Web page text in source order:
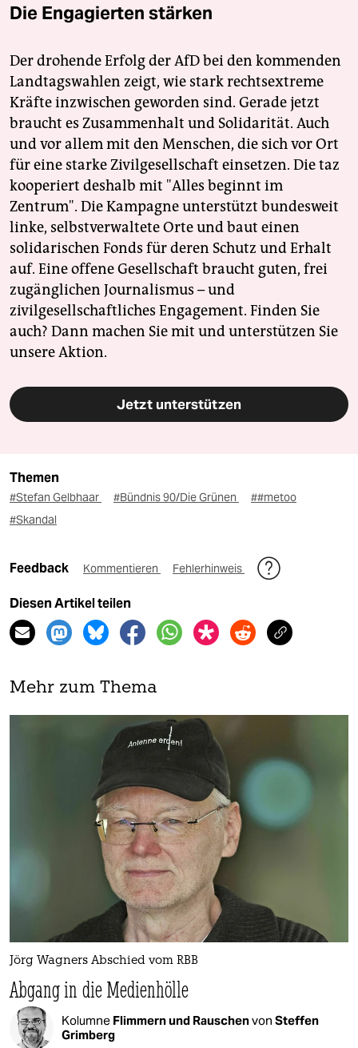
Die Engagierten stärken
Der drohende Erfolg der AfD bei den kommenden
Landtagswahlen zeigt, wie stark rechtsextreme
Kräfte inzwischen geworden sind. Gerade jetzt
braucht es Zusammenhalt und Solidarität. Auch
und vor allem mit den Menschen, die sich vor Ort
für eine starke Zivilgesellschaft einsetzen. Die taz
kooperiert deshalb mit "Alles beginnt im
Zentrum". Die Kampagne unterstützt bundesweit
linke, selbstverwaltete Orte und baut einen
solidarischen Fonds für deren Schutz und Erhalt
auf. Eine offene Gesellschaft braucht guten, frei
zugänglichen Journalismus – und
zivilgesellschaftliches Engagement. Finden Sie
auch? Dann machen Sie mit und unterstützen Sie
unsere Aktion.
Jetzt unterstützen
Themen
#Stefan Gelbhaar #Bündnis 90/Die Grünen
##metoo
#Skandal
Feedback Kommentieren Fehlerhinweis
Diesen Artikel teilen
Mehr zum Thema
Jörg Wagners Abschied vom RBB
Abgang in die Medienhölle
Kolumne Flimmern und Rauschenvon Steffen
Grimberg